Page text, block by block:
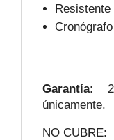
Resistente
Cronógrafo
Garantía: 2
únicamente.
NO CUBRE: